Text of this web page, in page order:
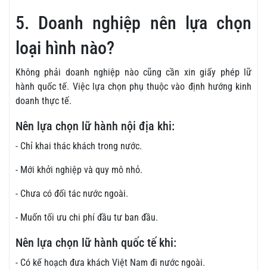
5. Doanh nghiệp nên lựa chọn
loại hình nào?
Không phải doanh nghiệp nào cũng cần xin giấy phép lữ
hành quốc tế. Việc lựa chọn phụ thuộc vào định hướng kinh
doanh thực tế.
Nên lựa chọn lữ hành nội địa khi:
- Chỉ khai thác khách trong nước.
- Mới khởi nghiệp và quy mô nhỏ.
- Chưa có đối tác nước ngoài.
- Muốn tối ưu chi phí đầu tư ban đầu.
Nên lựa chọn lữ hành quốc tế khi:
- Có kế hoạch đưa khách Việt Nam đi nước ngoài.